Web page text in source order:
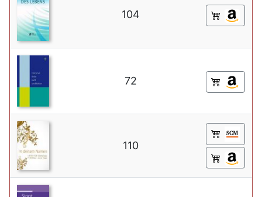
104
72
110